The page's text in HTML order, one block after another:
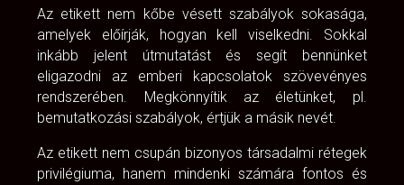
Az etikett nem kőbe vésett szabályok sokasága,
amelyek előírják, hogyan kell viselkedni. Sokkal
inkább jelent útmutatást és segít bennünket
eligazodni az emberi kapcsolatok szövevényes
rendszerében. Megkönnyítik az életünket, pl.
bemutatkozási szabályok, értjük a másik nevét.
Az etikett nem csupán bizonyos társadalmi rétegek
privilégiuma, hanem mindenki számára fontos és